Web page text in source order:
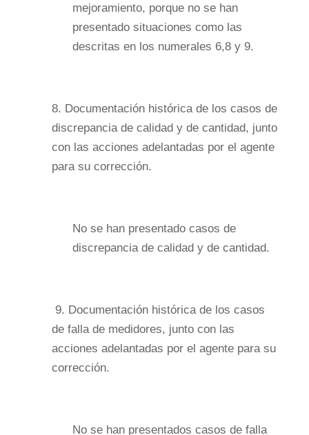
mejoramiento, porque no se han
presentado situaciones como las
descritas en los numerales 6,8 y 9.
8. Documentación histórica de los casos de
discrepancia de calidad y de cantidad, junto
con las acciones adelantadas por el agente
para su corrección.
No se han presentado casos de
discrepancia de calidad y de cantidad.
9. Documentación histórica de los casos
de falla de medidores, junto con las
acciones adelantadas por el agente para su
corrección.
No se han presentados casos de falla